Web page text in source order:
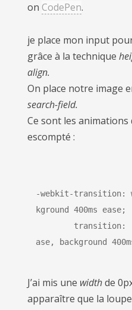
on CodePen.
je place mon input
grâce à la technique
align.
On place notre image
search-field.
Ce sont les animations
escompté :
-webkit-transition:
kground 400ms ease;
ase, background
J’ai mis une widthde
apparaître que la